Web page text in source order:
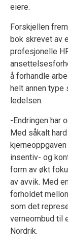
eiere.
Forskjellen
bok skrevet av
profesjonelle
å forhandle
helt annen
ledelsen.
-Endringen har
Med såkalt
insentiv- og
form av økt
av avvik. Med
forholdet
som det
verneombud til
Nordrik.